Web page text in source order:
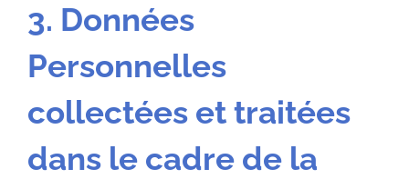
3. Données
Personnelles
collectées et traitées
dans le cadre de la